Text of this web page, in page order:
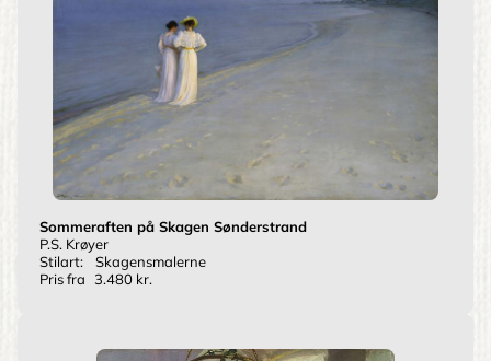
Sommeraften på Skagen Sønderstrand
P.S. Krøyer
Stilart:
Skagensmalerne
Pris fra 3.480 kr.